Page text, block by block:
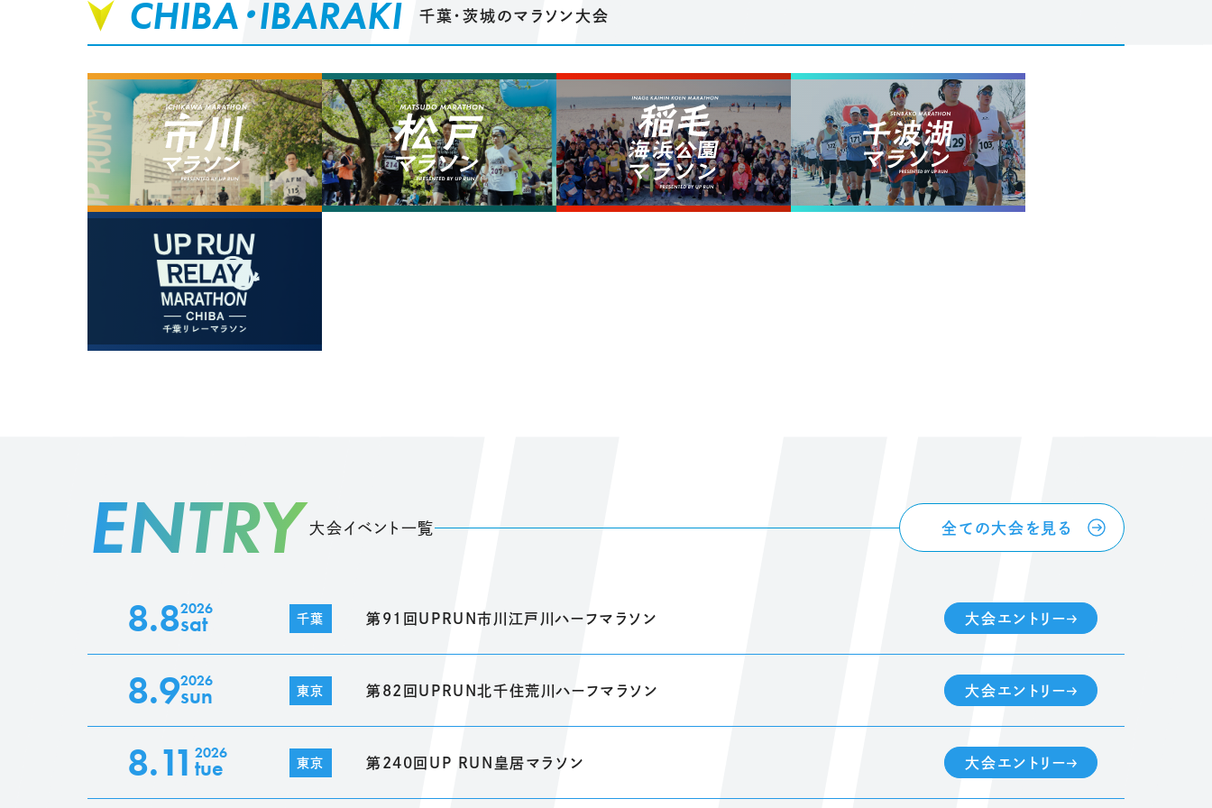
CHIBA・IBARAKI 千葉・茨城のマラソン大会
ENTRY 大会イベント一覧 全ての大会を見る
8.82026
sat 千葉 第91回UPRUN市川江戸川ハーフマラソン 大会エントリー
8.92026
sun 東京 第82回UPRUN北千住荒川ハーフマラソン 大会エントリー
8.11 2026
tue 東京 第240回UP RUN皇居マラソン 大会エントリー